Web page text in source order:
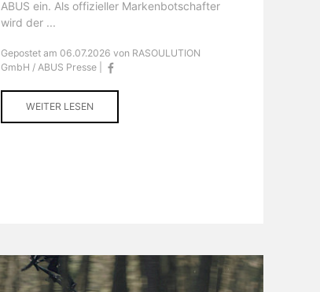
ABUS ein. Als offizieller Markenbotschafter
wird der ...
Gepostet am 06.07.2026 von RASOULUTION
GmbH / ABUS Presse |
WEITER LESEN